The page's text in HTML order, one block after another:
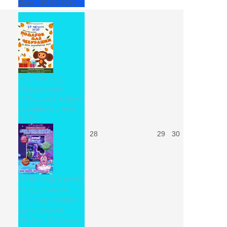
Дата : 20.08.2026
27
Мастер-класс
"Подарок для
Чебурашки" в День
российского кино
10:30
МУЛЬТВИКТОРИНА
перед показом
полнометражного
мультфильма
"Лунтик. Обратная
28 29 30